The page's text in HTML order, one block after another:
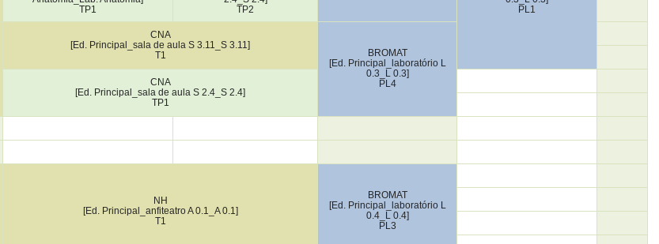
PL1
TP1
TP2
CNA
[Ed. Principal_sala de aula S 3.11_S 3.11]
T1
BROMAT
[Ed. Principal_laboratório L
0.3_L 0.3]
PL4
CNA
[Ed. Principal_sala de aula S 2.4_S 2.4]
TP1
NH
[Ed. Principal_anfiteatro A 0.1_A 0.1]
T1
BROMAT
[Ed. Principal_laboratório L
0.4_L 0.4]
PL3